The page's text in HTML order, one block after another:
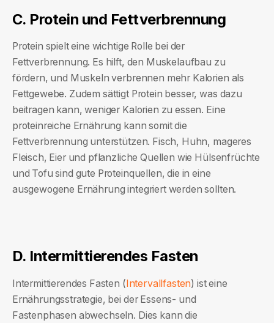
C. Protein und Fettverbrennung
Protein spielt eine wichtige Rolle bei der
Fettverbrennung. Es hilft, den Muskelaufbau zu
fördern, und Muskeln verbrennen mehr Kalorien als
Fettgewebe. Zudem sättigt Protein besser, was dazu
beitragen kann, weniger Kalorien zu essen. Eine
proteinreiche Ernährung kann somit die
Fettverbrennung unterstützen. Fisch, Huhn, mageres
Fleisch, Eier und pflanzliche Quellen wie Hülsenfrüchte
und Tofu sind gute Proteinquellen, die in eine
ausgewogene Ernährung integriert werden sollten.
D. Intermittierendes Fasten
Intermittierendes Fasten (Intervallfasten) ist eine
Ernährungsstrategie, bei der Essens- und
Fastenphasen abwechseln. Dies kann die